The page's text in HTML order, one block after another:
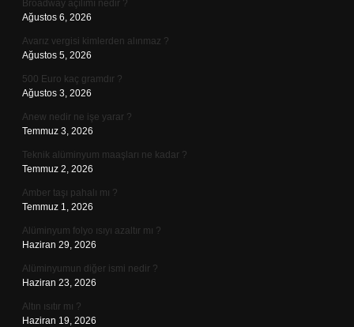
Broadway açılımı nedir ?
Ağustos 6, 2026
Avarız vergisi kimlerden alınmaz ?
Ağustos 5, 2026
500 Euro kaç gramdır ?
Ağustos 3, 2026
Anew nedir ne işe yarar ?
Temmuz 3, 2026
Teknik alüminyum maaşları ne kadar ?
Temmuz 2, 2026
Amber taşı pahalı mı ?
Temmuz 1, 2026
Alüminyum folyo ısıyı azaltır mı ?
Haziran 29, 2026
Alüminyumun diğer ismi nedir ?
Haziran 23, 2026
Altın ısıtır mı ?
Haziran 19, 2026